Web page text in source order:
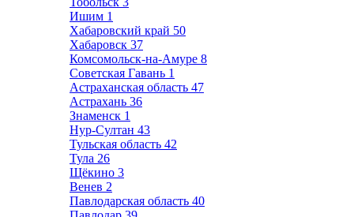
Ишим 1
Хабаровский край 50
Хабаровск 37
Комсомольск-на-Амуре 8
Советская Гавань 1
Астраханская область 47
Астрахань 36
Знаменск 1
Нур-Султан 43
Тульская область 42
Тула 26
Щёкино 3
Венев 2
Павлодарская область 40